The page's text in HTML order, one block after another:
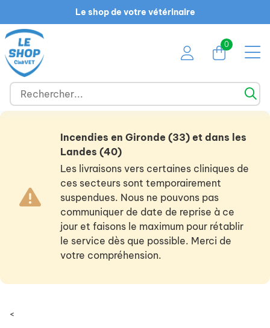
Le shop de votre vétérinaire
0
Incendies en Gironde (33) et dans les
Landes (40)
Les livraisons vers certaines cliniques de
ces secteurs sont temporairement
suspendues. Nous ne pouvons pas
communiquer de date de reprise à ce
jour et faisons le maximum pour rétablir
le service dès que possible. Merci de
votre compréhension.
<